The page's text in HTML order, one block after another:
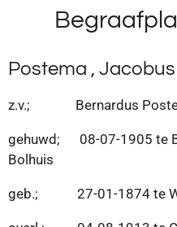
naar
de
hoofdinhoud
Postema , Jacobus
z.v.; Bernardus
gehuwd; 08-07-1905 te
Bolhuis
geb.; 27-01-1874 te